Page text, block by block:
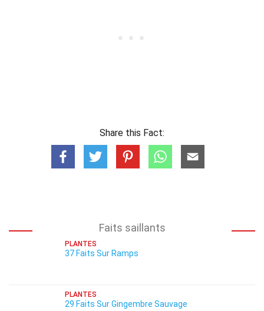
Share this Fact:
Faits saillants
PLANTES
37 Faits Sur Ramps
PLANTES
29 Faits Sur Gingembre Sauvage